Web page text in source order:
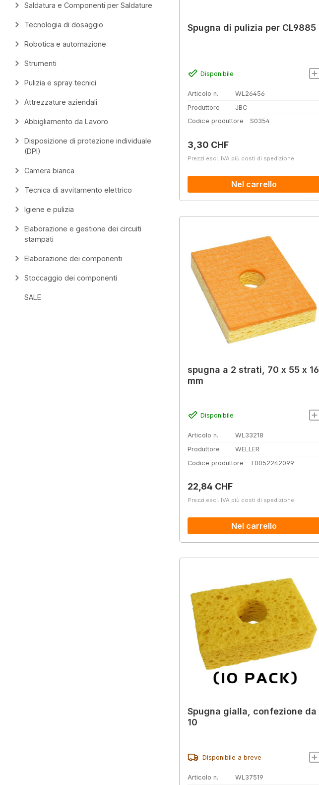
Saldatura e Componenti per Saldature
Tecnologia di dosaggio
Robotica e automazione
Strumenti
Pulizia e spray tecnici
Attrezzature aziendali
Abbigliamento da Lavoro
Disposizione di protezione individuale
(DPI)
Camera bianca
Tecnica di avvitamento elettrico
Igiene e pulizia
Elaborazione e gestione dei circuiti
stampati
Elaborazione dei componenti
Stoccaggio dei componenti
SALE
Spugna di pulizia per CL9885
Disponibile
Articolo n.
WL26456
Produttore
JBC
Codice produttore
S0354
Prezzo normale:
3,30 CHF
Prezzi escl. IVA più costi di spedizione
Nel carrello
spugna a 2 strati, 70 x 55 x 16
mm
Disponibile
Articolo n.
WL33218
Produttore
WELLER
Codice produttore
T0052242099
Prezzo normale:
22,84 CHF
Prezzi escl. IVA più costi di spedizione
Nel carrello
Spugna gialla, confezione da
10
Disponibile a breve
Articolo n. WL37519